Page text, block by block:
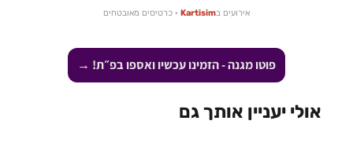
אירועים בKartisim · כרטיסים מאובטחים
פוטו מגנה - הזמינו עכשיו ואספו בפ״ת! →
אולי יעניין אותך גם